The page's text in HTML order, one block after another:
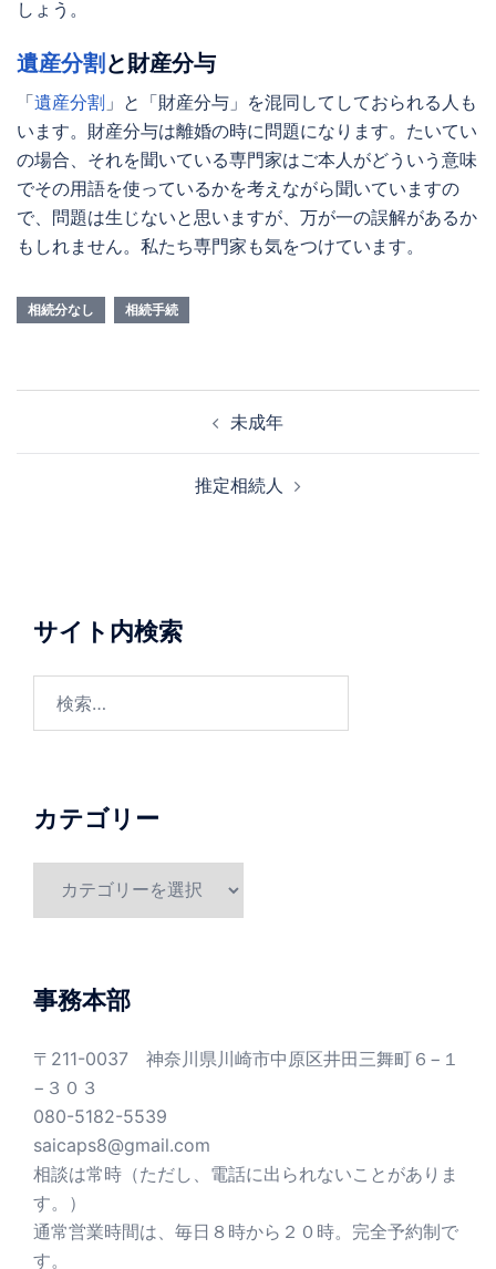
しょう。
遺産分割 と財産分与
「遺産分割 」と「財産分与」を混同してしておられる人も
います。財産分与は離婚の時に問題になります。たいてい
の場合、それを聞いている専門家はご本人がどういう意味
でその用語を使っているかを考えながら聞いていますの
で、問題は生じないと思いますが、万が一の誤解があるか
もしれません。私たち専門家も気をつけています。
相続分なし 相続手続
ョ
ン
未成年
推定相続人
サイト内検索
カテゴリー
ー
事務本部
〒211-0037 神奈川県川崎市中原区井田三舞町６−１
−３０３
080-5182-5539
saicaps8@gmail.com
相談は常時（ただし、電話に出られないことがありま
す。）
通常営業時間は、毎日８時から２０時。完全予約制で
す。